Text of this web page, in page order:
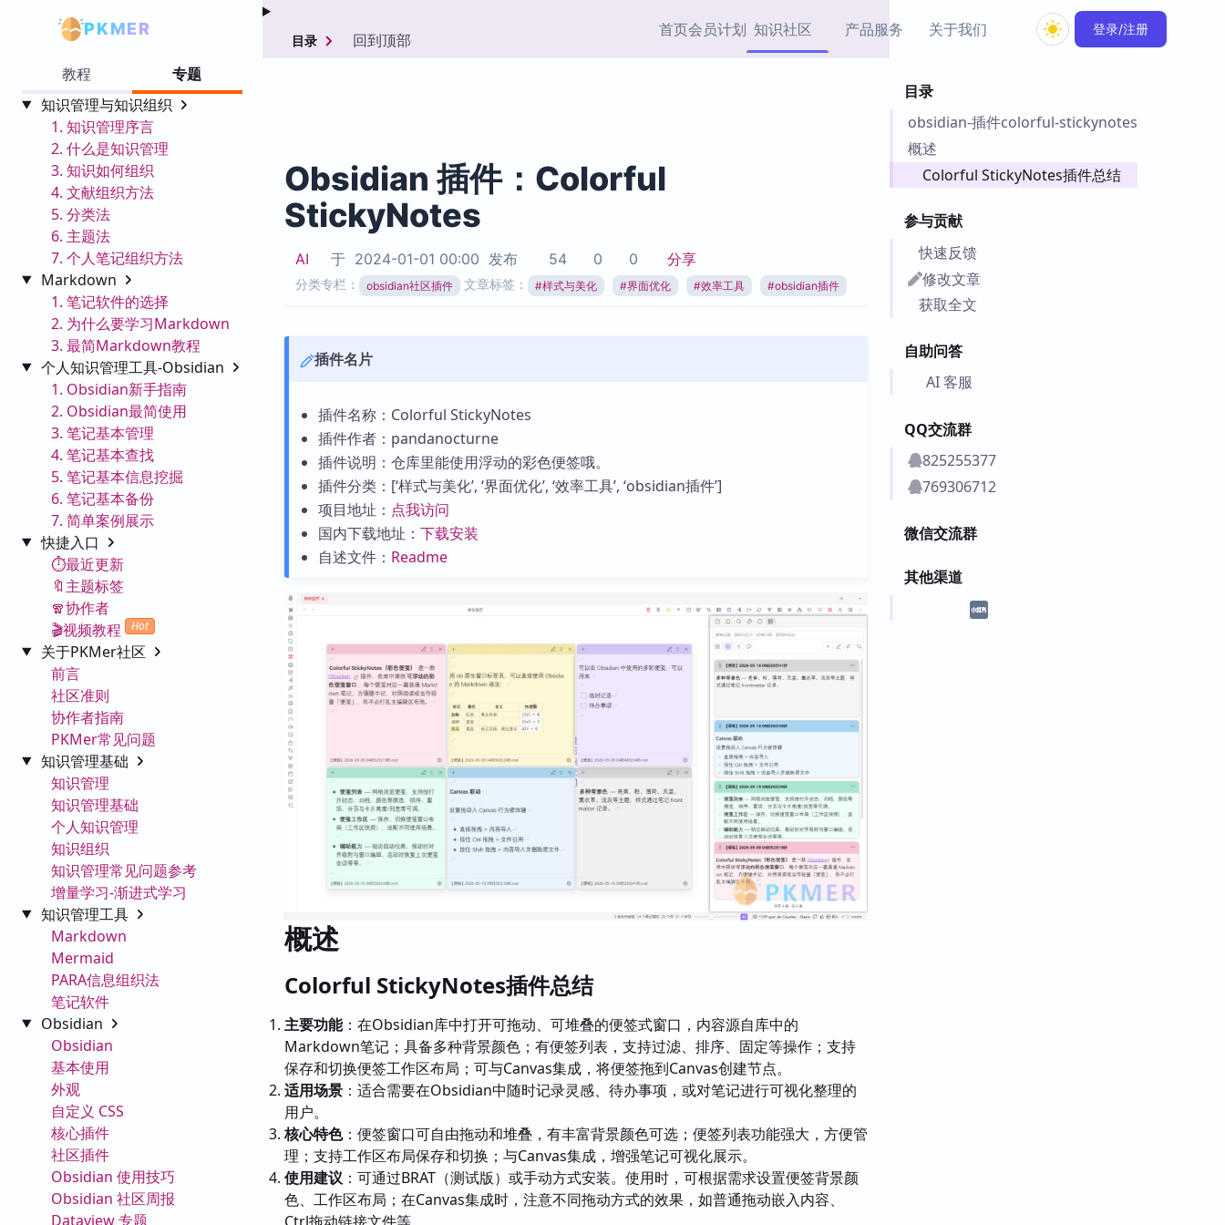
PKMER 首页会员计划 知识社区
Zotero 专题
Obsidian 专题
产品服务
Zotero 插件
PKMer 出品的闪念笔记
挂件集市
Obsidian 教程
关于我们 登录/注册
教程
专题
知识管理与知识组织
1. 知识管理序言
2. 什么是知识管理
3. 知识如何组织
4. 文献组织方法
5. 分类法
6. 主题法
7. 个人笔记组织方法
Markdown
1. 笔记软件的选择
2. 为什么要学习Markdown
3. 最简Markdown教程
个人知识管理工具-Obsidian
1. Obsidian新手指南
2. Obsidian最简使用
3. 笔记基本管理
4. 笔记基本查找
5. 笔记基本信息挖掘
6. 笔记基本备份
7. 简单案例展示
快捷入口
⏱️最近更新
🔖主题标签
🧣协作者
🎬视频教程
Hot
关于PKMer社区
前言
社区准则
协作者指南
PKMer常见问题
知识管理基础
知识管理
知识管理基础
个人知识管理
知识组织
知识管理常见问题参考
增量学习-渐进式学习
知识管理工具
Markdown
Mermaid
PARA信息组织法
笔记软件
Obsidian
Obsidian
基本使用
外观
自定义 CSS
核心插件
社区插件
Obsidian 使用技巧
Obsidian 社区周报
Dataview 专题
目录
obsidian-插件colorful-stickynotes
概述
Colorful StickyNotes插件总结
参与贡献
快速反馈
修改文章
获取全文
自助问答
AI 客服
QQ交流群
825255377
769306712
微信交流群
其他渠道
目录 回到顶部
Obsidian 插件：Colorful
StickyNotes
AI 于 2024-01-01 00:00 发布 54 0 0 分享
分类专栏： obsidian社区插件 文章标签： #样式与美化 #界面优化 #效率工具 #obsidian插件
插件名片
插件名称：Colorful StickyNotes
插件作者：pandanocturne
插件说明：仓库里能使用浮动的彩色便签哦。
插件分类：[‘样式与美化’, ‘界面优化’, ‘效率工具’, ‘obsidian插件’]
项目地址： 点我访问
国内下载地址： 下载安装
自述文件： Readme
概述
Colorful StickyNotes插件总结
主要功能：在Obsidian库中打开可拖动、可堆叠的便签式窗口，内容源自库中的
Markdown笔记；具备多种背景颜色；有便签列表，支持过滤、排序、固定等操作；支持
保存和切换便签工作区布局；可与Canvas集成，将便签拖到Canvas创建节点。
适用场景 ：适合需要在Obsidian中随时记录灵感、待办事项，或对笔记进行可视化整理的
用户。
核心特色：便签窗口可自由拖动和堆叠，有丰富背景颜色可选；便签列表功能强大，方便管
理；支持工作区布局保存和切换；与Canvas集成，增强笔记可视化展示。
使用建议 ：可通过BRAT（测试版）或手动方式安装。使用时，可根据需求设置便签背景颜
色、工作区布局；在Canvas集成时，注意不同拖动方式的效果，如普通拖动嵌入内容、